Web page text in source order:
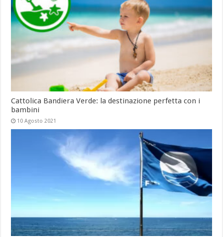
Cattolica Bandiera Verde: la destinazione perfetta con i
bambini
10 Agosto 2021